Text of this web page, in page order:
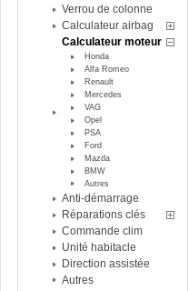
Verrou de colonne
Calculateur airbag
Calculateur moteur
Honda
Alfa Romeo
Renault
Mercedes
VAG
Opel
PSA
Ford
Mazda
BMW
Autres
Anti-démarrage
Réparations clés
Commande clim
Unité habitacle
Direction assistée
Autres